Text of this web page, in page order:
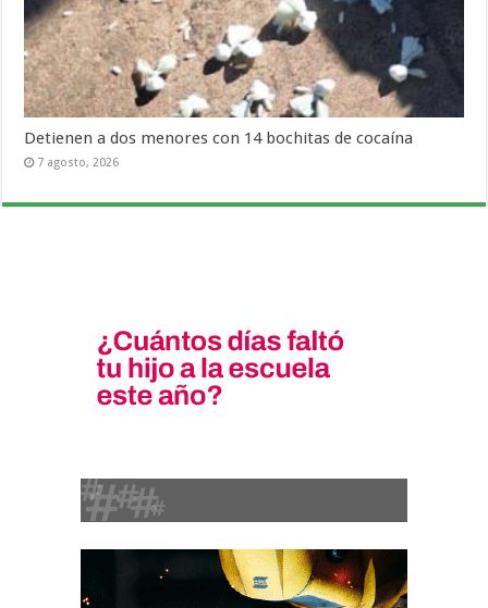
Detienen a dos menores con 14 bochitas de cocaína
7 agosto, 2026